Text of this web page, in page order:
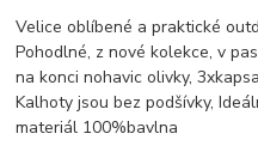
Velice oblíbené a praktické
Pohodlné, z nové kolekce, v
na konci nohavic olivky,
Kalhoty jsou bez podšívky,
materiál 100%bavlna